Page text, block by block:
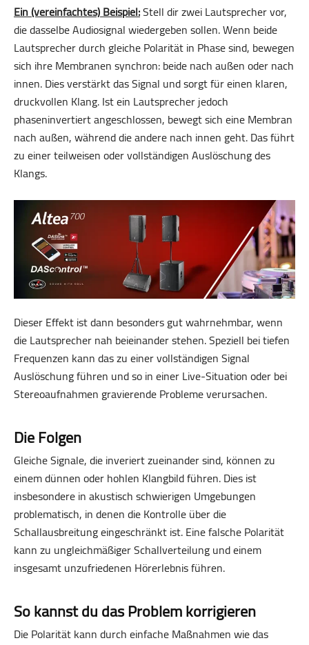
Ein (vereinfachtes) Beispiel:Stell dir zwei Lautsprecher vor,
die dasselbe Audiosignal wiedergeben sollen. Wenn beide
Lautsprecher durch gleiche Polarität in Phase sind, bewegen
sich ihre Membranen synchron: beide nach außen oder nach
innen. Dies verstärkt das Signal und sorgt für einen klaren,
druckvollen Klang. Ist ein Lautsprecher jedoch
phaseninvertiert angeschlossen, bewegt sich eine Membran
nach außen, während die andere nach innen geht. Das führt
zu einer teilweisen oder vollständigen Auslöschung des
Klangs.
Dieser Effekt ist dann besonders gut wahrnehmbar, wenn
die Lautsprecher nah beieinander stehen. Speziell bei tiefen
Frequenzen kann das zu einer vollständigen Signal
Auslöschung führen und so in einer Live-Situation oder bei
Stereoaufnahmen gravierende Probleme verursachen.
Die Folgen
Gleiche Signale, die inveriert zueinander sind, können zu
einem dünnen oder hohlen Klangbild führen. Dies ist
insbesondere in akustisch schwierigen Umgebungen
problematisch, in denen die Kontrolle über die
Schallausbreitung eingeschränkt ist. Eine falsche Polarität
kann zu ungleichmäßiger Schallverteilung und einem
insgesamt unzufriedenen Hörerlebnis führen.
So kannst du das Problem korrigieren
Die Polarität kann durch einfache Maßnahmen wie das